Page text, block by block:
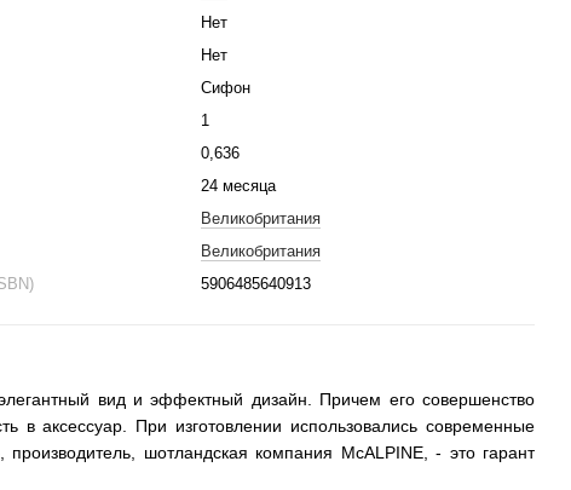
Нет
Нет
Сифон
1
0,636
24 месяца
Великобритания
Великобритания
5906485640913
вид и эффектный дизайн. Причем его совершенство
аксессуар. При изготовлении использовались современные
производитель, шотландская компания McALPINE, - это гарант